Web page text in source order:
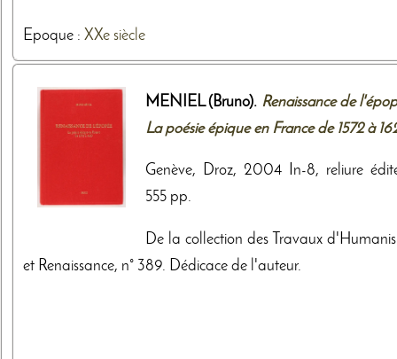
Epoque : XXe siècle
MENIEL (Bruno). Renaissance de
La poésie épique en France de 1572 à
Genève, Droz, 2004 In-8, reliure
555 pp.
De la collection des Travaux
et Renaissance, n° 389. Dédicace de l'auteur.